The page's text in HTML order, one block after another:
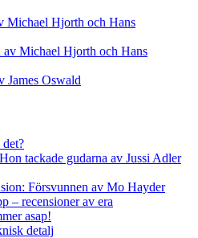
Michael Hjorth och Hans
av Michael Hjorth och Hans
James Oswald
tackade gudarna av Jussi Adler
Försvunnen av Mo Hayder
– recensioner av era
asap!
detalj